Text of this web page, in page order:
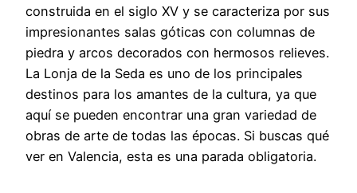
construida en el siglo XV y se caracteriza por sus
impresionantes salas góticas con columnas de
piedra y arcos decorados con hermosos relieves.
La Lonja de la Seda es uno de los principales
destinos para los amantes de la cultura, ya que
aquí se pueden encontrar una gran variedad de
obras de arte de todas las épocas. Si buscas qué
ver en Valencia, esta es una parada obligatoria.